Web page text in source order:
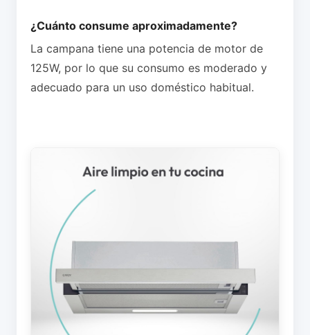
¿Cuánto consume aproximadamente?
La campana tiene una potencia de motor de
125W, por lo que su consumo es moderado y
adecuado para un uso doméstico habitual.